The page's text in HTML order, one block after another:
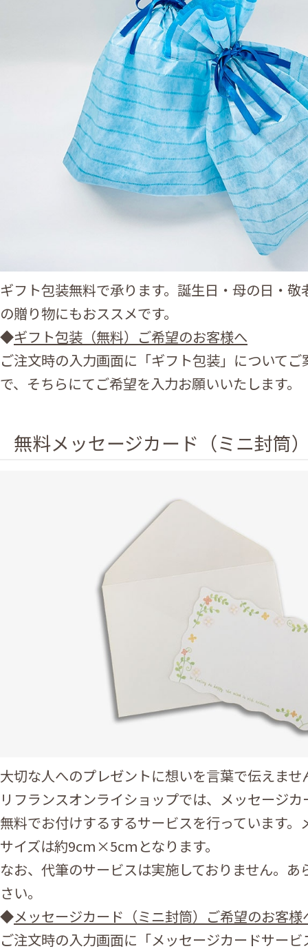
ギフト包装無料で承ります。誕生日・母の日・
の贈り物にもおススメです。
◆ギフト包装（無料）ご希望のお客様へ
ご注文時の入力画面に「ギフト包装」について
で、そちらにてご希望を入力お願いいたします。
無料メッセージカード（ミニ封筒
大切な人へのプレゼントに想いを言葉で伝えませ
リフランスオンライショップでは、メッセージ
無料でお付けするするサービスを行っています。
サイズは約9cm×5cmとなります。
なお、代筆のサービスは実施しておりません。あ
さい。
◆メッセージカード（ミニ封筒）ご希望のお客様
ご注文時の入力画面に「メッセージカードサー